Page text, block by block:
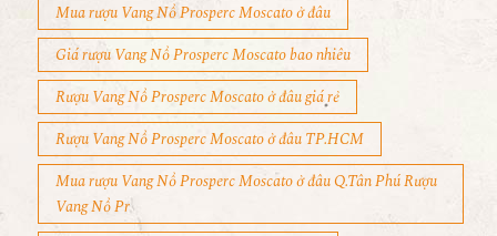
Mua rượu Vang Nổ Prosperc Moscato ở đâu
Giá rượu Vang Nổ Prosperc Moscato bao nhiêu
Rượu Vang Nổ Prosperc Moscato ở đâu giá rẻ
Rượu Vang Nổ Prosperc Moscato ở đâu TP.HCM
Mua rượu Vang Nổ Prosperc Moscato ở đâu Q.Tân Phú Rượu
Vang Nổ Pr